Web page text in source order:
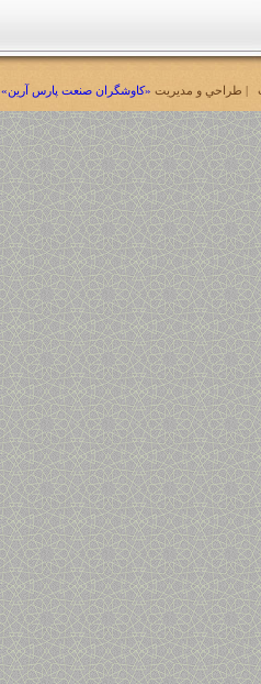
طراحي و مديريت «کاوشگران صنعت پارس آرین»